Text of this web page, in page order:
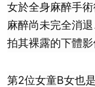
女於全身麻醉手
麻醉尚未完全消
拍其裸露的下體影
第2位女童B女也